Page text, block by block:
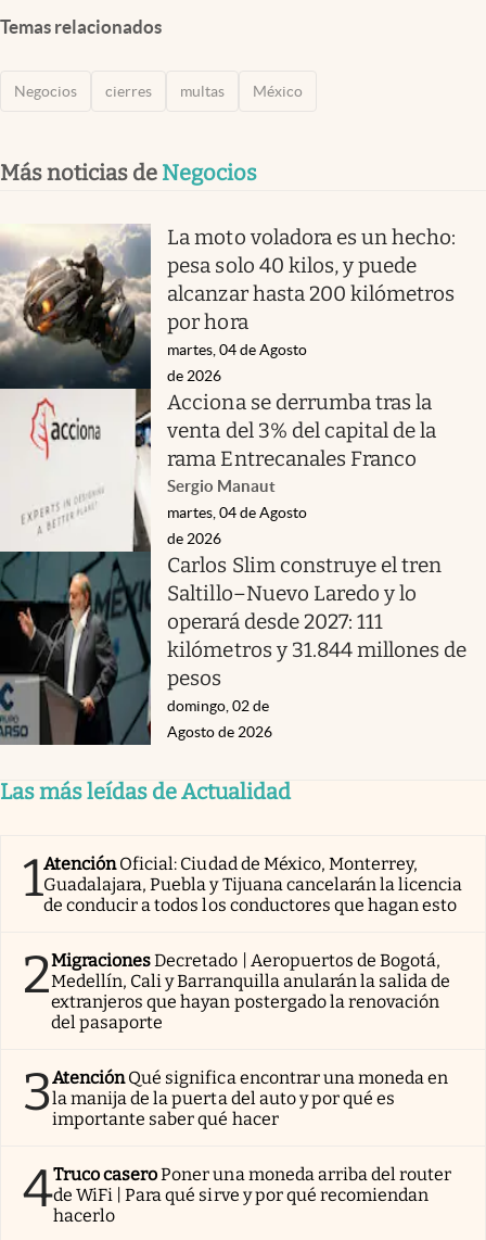
Temas relacionados
Negocios cierres multas México
Más noticias de Negocios
La moto voladora es un hecho:
pesa solo 40 kilos, y puede
alcanzar hasta 200 kilómetros
por hora
martes, 04 de Agosto
de 2026
Acciona se derrumba tras la
venta del 3% del capital de la
rama Entrecanales Franco
Sergio Manaut
martes, 04 de Agosto
de 2026
Carlos Slim construye el tren
Saltillo–Nuevo Laredo y lo
operará desde 2027: 111
kilómetros y 31.844 millones de
pesos
domingo, 02 de
Agosto de 2026
Las más leídas de Actualidad
1AtenciónOficial: Ciudad de México, Monterrey,
Guadalajara, Puebla y Tijuana cancelarán la licencia
de conducir a todos los conductores que hagan esto
2MigracionesDecretado | Aeropuertos de Bogotá,
Medellín, Cali y Barranquilla anularán la salida de
extranjeros que hayan postergado la renovación
del pasaporte
3AtenciónQué significa encontrar una moneda en
la manija de la puerta del auto y por qué es
importante saber qué hacer
4Truco caseroPoner una moneda arriba del router
de WiFi | Para qué sirve y por qué recomiendan
hacerlo